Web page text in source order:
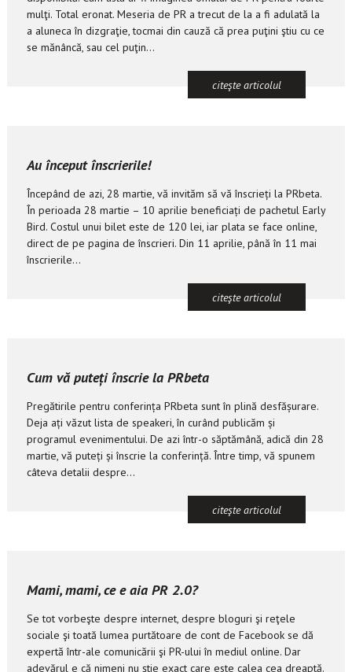
mulţi. Total eronat. Meseria de PR a trecut de la a fi adulată la
a aluneca în dizgraţie, tocmai din cauză că prea puţini ştiu cu ce
se mănâncă, sau cel puţin...
citeşte articolul
Au început înscrierile!
Începând de azi, 28 martie, vă invităm să vă înscrieți la PRbeta.
În perioada 28 martie – 10 aprilie beneficiați de pachetul Early
Bird. Costul unui bilet este de 120 lei, iar plata se face online,
direct de pe pagina de înscrieri. Din 11 aprilie, până în 11 mai
înscrierile...
citeşte articolul
Cum vă puteți înscrie la PRbeta
Pregătirile pentru conferința PRbeta sunt în plină desfășurare.
Deja ați văzut lista de speakeri, în curând publicăm și
programul evenimentului. De azi într-o săptămână, adică din 28
martie, vă puteți și înscrie la conferință. Între timp, vă spunem
câteva detalii despre...
citeşte articolul
Mami, mami, ce e aia PR 2.0?
Se tot vorbeşte despre internet, despre bloguri şi reţele
sociale şi toată lumea purtătoare de cont de Facebook se dă
expertă într-ale comunicării şi PR-ului în mediul online. Dar
adevărul e că nimeni nu ştie exact care este calea cea dreaptă.